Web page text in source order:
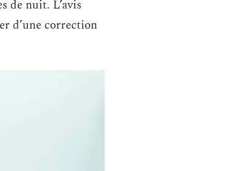
de nuit. L’avis
d’une correction